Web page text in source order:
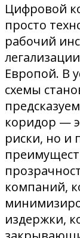
Цифровой
просто
рабочий
Европой. В
схемы
коридор —
риски, но и
компаний,
издержки,